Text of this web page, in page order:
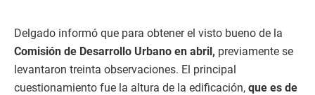
Delgado informó que para obtener el visto bueno de la
Comisión de Desarrollo Urbano en abril, previamente se
levantaron treinta observaciones. El principal
cuestionamiento fue la altura de la edificación, que es de